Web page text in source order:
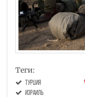
Теги:
Турция
Израиль